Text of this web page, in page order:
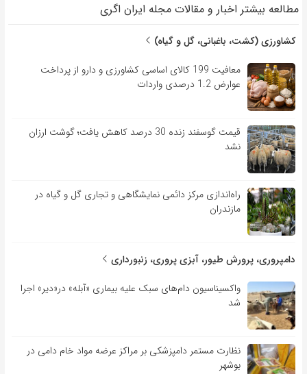
مطالعه بیشتر اخبار و مقالات مجله ایران اگری
کشاورزی (کشت، باغبانی، گل و گیاه)
معافیت 199 کالای اساسی کشاورزی و دارو از پرداخت
عوارض 1.2 درصدی واردات
قیمت گوسفند زنده 30 درصد کاهش یافت؛ گوشت ارزان
نشد
راه‌اندازی مرکز دائمی نمایشگاهی و تجاری گل و گیاه در
مازندران
دامپروری، پرورش طیور، آبزی پروری، زنبورداری
واکسیناسیون دام‌های سبک علیه بیماری «آبله» در«دیر» اجرا
شد
نظارت مستمر دامپزشکی بر مراکز عرضه مواد خام دامی در
بوشهر